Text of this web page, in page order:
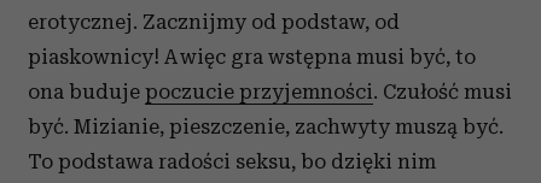
erotycznej. Zacznijmy od podstaw, od
piaskownicy! A więc gra wstępna musi być, to
ona buduje poczucie przyjemności. Czułość musi
być. Mizianie, pieszczenie, zachwyty muszą być.
To podstawa radości seksu, bo dzięki nim